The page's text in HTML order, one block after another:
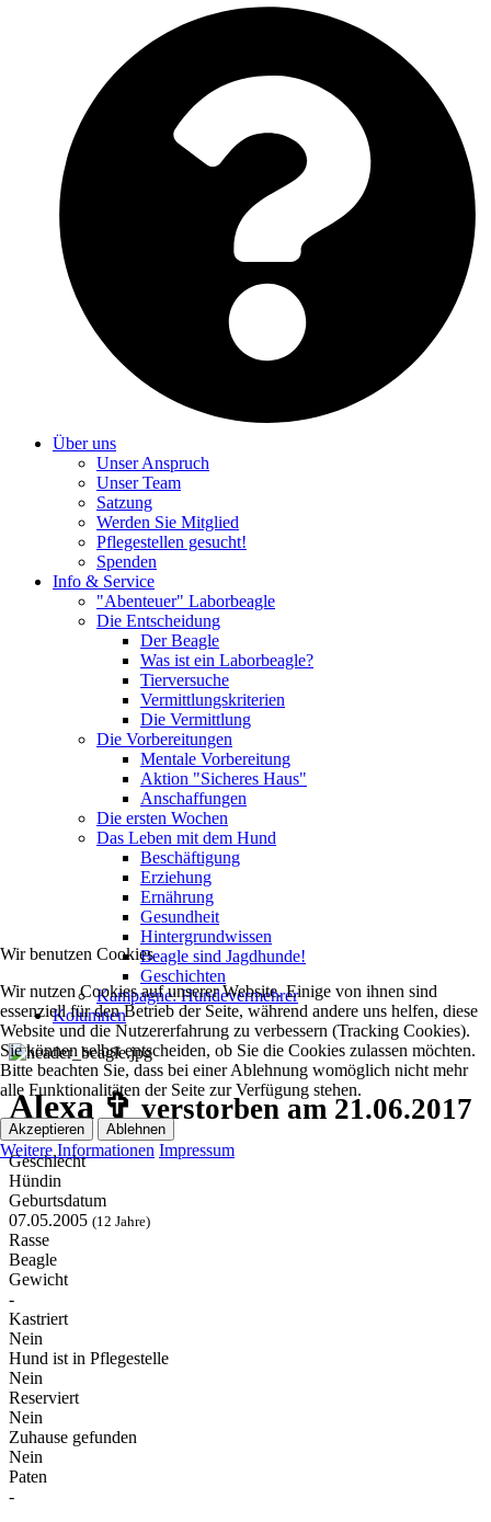
Über uns
Unser Anspruch
Unser Team
Satzung
Werden Sie Mitglied
Pflegestellen gesucht!
Spenden
Info & Service
"Abenteuer" Laborbeagle
Die Entscheidung
Der Beagle
Was ist ein Laborbeagle?
Tierversuche
Vermittlungskriterien
Die Vermittlung
Die Vorbereitungen
Mentale Vorbereitung
Aktion "Sicheres Haus"
Anschaffungen
Die ersten Wochen
Das Leben mit dem Hund
Beschäftigung
Erziehung
Ernährung
Gesundheit
Hintergrundwissen
Beagle sind Jagdhunde!
Geschichten
Kampagne: Hundevermehrer
Kolumnen
Alexa ✞verstorben am 21.06.2017
Geschlecht
Hündin
Geburtsdatum
07.05.2005 (12 Jahre)
Rasse
Beagle
Gewicht
-
Kastriert
Nein
Hund ist in Pflegestelle
Nein
Reserviert
Nein
Zuhause gefunden
Nein
Paten
-
Wir benutzen Cookies
Wir nutzen Cookies auf unserer Website. Einige von ihnen sind
essenziell für den Betrieb der Seite, während andere uns helfen, diese
Website und die Nutzererfahrung zu verbessern (Tracking Cookies).
Sie können selbst entscheiden, ob Sie die Cookies zulassen möchten.
Bitte beachten Sie, dass bei einer Ablehnung womöglich nicht mehr
alle Funktionalitäten der Seite zur Verfügung stehen.
Akzeptieren Ablehnen
Weitere Informationen Impressum